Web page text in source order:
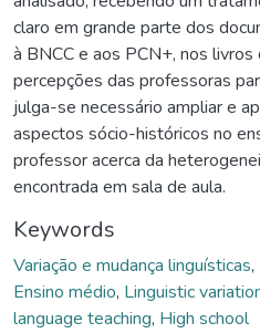
claro em grande parte dos
à BNCC e aos PCN+, nos
percepções das professoras
julga-se necessário ampliar e
aspectos sócio-históricos no
professor acerca da
encontrada em sala de aula.
Keywords
Variação e mudança linguísticas,
Ensino médio, Linguistic
language teaching, High school